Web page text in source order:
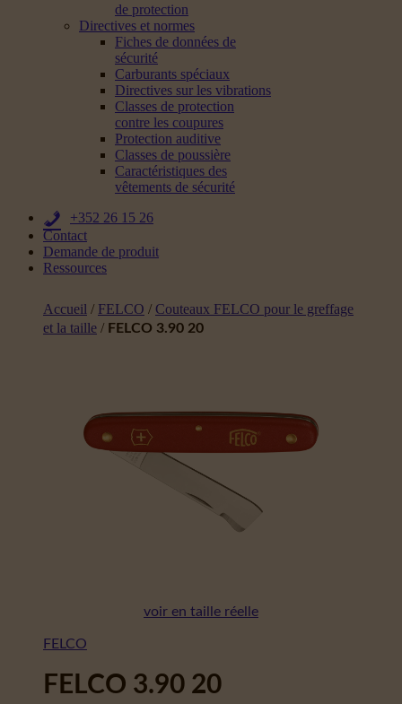
de protection
Directives et normes
Fiches de données de
sécurité
Carburants spéciaux
Directives sur les vibrations
Classes de protection
contre les coupures
Protection auditive
Classes de poussière
Caractéristiques des
vêtements de sécurité
+352 26 15 26
Contact
Demande de produit
Ressources
Accueil / FELCO / Couteaux FELCO pour le greffage
et la taille / FELCO 3.90 20
voir en taille réelle
FELCO
FELCO 3.90 20